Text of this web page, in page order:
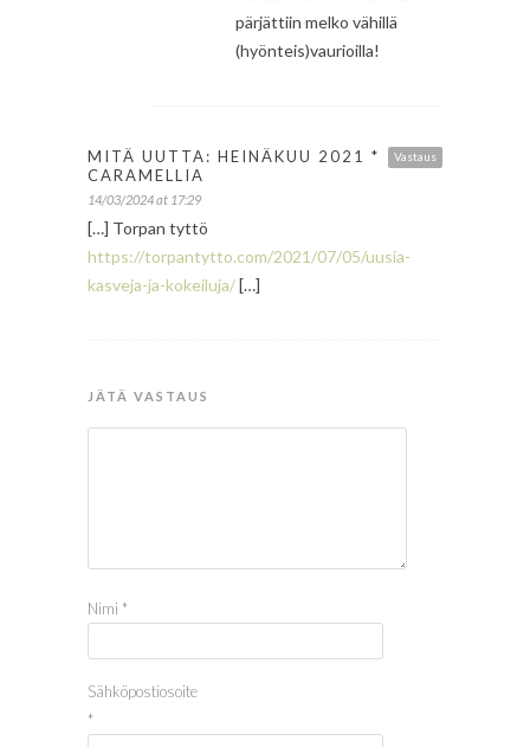
pärjättiin melko vähillä
(hyönteis)vaurioilla!
Vastaus
MITÄ UUTTA: HEINÄKUU 2021 *
CARAMELLIA
14/03/2024 at 17:29
[…] Torpan tyttö
https://torpantytto.com/2021/07/05/uusia-
kasveja-ja-kokeiluja/[…]
JÄTÄ VASTAUS
Nimi *
Sähköpostiosoite
*